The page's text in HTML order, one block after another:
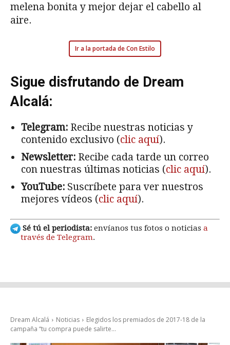
melena bonita y mejor dejar el cabello al
aire.
Ir a la portada de Con Estilo
Sigue disfrutando de Dream
Alcalá:
Telegram: Recibe nuestras noticias y
contenido exclusivo (clic aquí).
Newsletter: Recibe cada tarde un correo
con nuestras últimas noticias (clic aquí).
YouTube: Suscríbete para ver nuestros
mejores vídeos (clic aquí).
Sé tú el periodista: envíanos tus fotos o noticias a
través de Telegram.